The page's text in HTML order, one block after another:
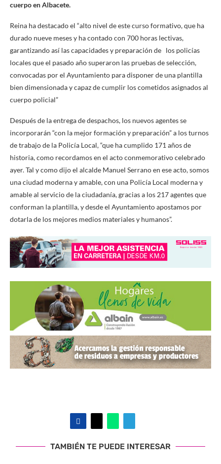
cuerpo en Albacete.
Reina ha destacado el “alto nivel de este curso formativo, que ha
durado nueve meses y ha contado con 700 horas lectivas,
garantizando así las capacidades y preparación de los policías
locales que el pasado año superaron las pruebas de selección,
convocadas por el Ayuntamiento para disponer de una plantilla
bien dimensionada y capaz de cumplir los cometidos asignados al
cuerpo policial”
Después de la entrega de despachos, los nuevos agentes se
incorporarán “con la mejor formación y preparación” a los turnos
de trabajo de la Policía Local, “que ha cumplido 171 años de
historia, como recordamos en el acto conmemorativo celebrado
ayer. Tal y como dijo el alcalde Manuel Serrano en ese acto, somos
una ciudad moderna y amable, con una Policía Local moderna y
amable al servicio de la ciudadanía, gracias a los 217 agentes que
conforman la plantilla, y desde el Ayuntamiento apostamos por
dotarla de los mejores medios materiales y humanos”.
TAMBIÉN TE PUEDE INTERESAR